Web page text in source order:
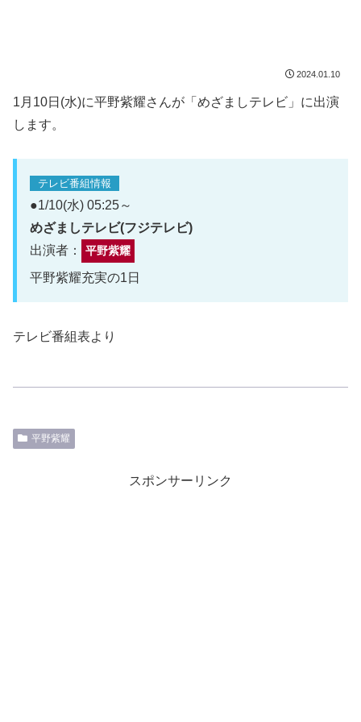
2024.01.10
1月10日(水)に平野紫耀さんが「めざましテレビ」に出演
します。
テレビ番組情報
●1/10(水) 05:25～
めざましテレビ(フジテレビ)
出演者：
平野紫耀
平野紫耀充実の1日
テレビ番組表より
平野紫耀
スポンサーリンク